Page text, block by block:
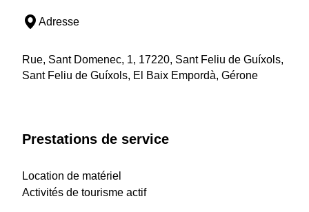
Adresse
Rue, Sant Domenec, 1, 17220, Sant Feliu de Guíxols,
Sant Feliu de Guíxols, El Baix Empordà, Gérone
Prestations de service
Location de matériel
Activités de tourisme actif